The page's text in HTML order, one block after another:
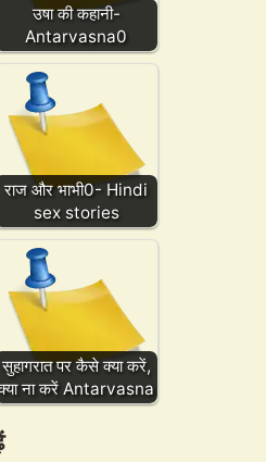
उषा की कहानी-
Antarvasna0
राज और भाभी0- Hindi
sex stories
सुहागरात पर कैसे क्या करें,
ना करें Antarvasna